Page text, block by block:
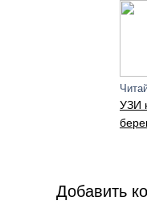
УЗИ
Добавить